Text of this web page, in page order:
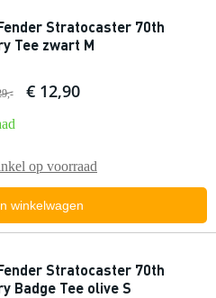
Stratocaster 70th
Tee zwart M
€ 12,90
op voorraad
winkelwagen
Stratocaster 70th
Badge Tee olive S